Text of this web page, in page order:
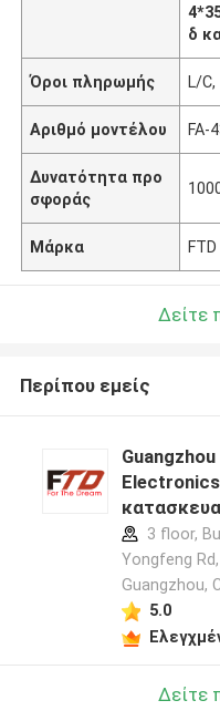
δ
Όροι πληρωμής L/
Αριθμό μοντέλου FA-
Δυνατότητα προ
σφοράς
Μάρκα FTD
Δείτε
Περίπου εμείς
3 floor,
Yongfeng
Guangzhou,
5.0
Δείτε